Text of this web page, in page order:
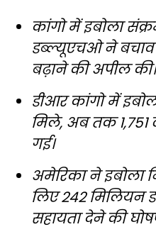
कांगो में इबोला
डब्ल्यूएचओ ने बचाव
बढ़ाने की अपील की।
डीआर कांगो में
मिले, अब तक 1,751
गई।
अमेरिका ने इबोला
लिए 242 मिलियन
सहायता देने की